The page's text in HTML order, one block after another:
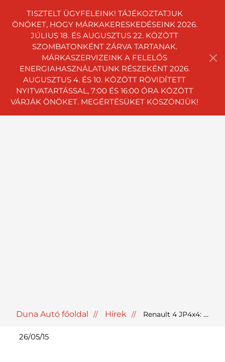
TISZTELT ÜGYFELEINK! TÁJÉKOZTATJUK
ÖNÖKET, HOGY MÁRKAKERESKEDÉSEINK 2026.
JÚLIUS 18. ÉS AUGUSZTUS 22. KÖZÖTT
SZOMBATONKÉNT ZÁRVA TARTANAK.
MÁRKASZERVIZEINK A FELELŐS
ENERGIAHASZNÁLATUNK RÉSZEKÉNT 2026.
AUGUSZTUS 4. ÉS 10. KÖZÖTT RÖVIDÍTETT
NYITVATARTÁSSAL, 7:00 ÉS 16:00 ÓRA KÖZÖTT
VÁRJÁK ÖNÖKET. MEGÉRTÉSÜKET KÖSZÖNJÜK!
Duna Autó főoldal Hírek Renault 4 JP4x4: az igazi retro strandautó
26/05/15